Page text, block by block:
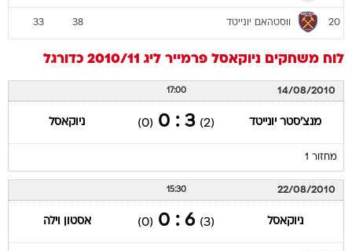
20 ווסטהאם יונייטד 38
33
לוח משחקים ניוקאסל פרמייר ליג 2010/11 כדורגל
14/08/2010
17:00
מנצ'סטר יונייטד (2)
3 : 0
(0) ניוקאסל
מחזור 1
22/08/2010
15:30
ניוקאסל (3)
6 : 0
(0) אסטון וילה